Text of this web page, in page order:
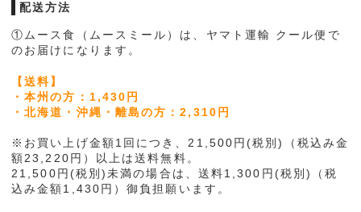
ムーミーくんの刻み食
ご利用案内
配送方法
①ムース食（ムースミール）は、ヤマト運輸 クール便で
のお届けになります。
【送料】
・本州の方：1,430円
・北海道・沖縄・離島の方：2,310円
※お買い上げ金額1回につき、21,500円(税別)（税込み金
額23,220円）以上は送料無料。
21,500円(税別)未満の場合は、送料1,300円(税別)（税
込み金額1,430円）御負担願います。